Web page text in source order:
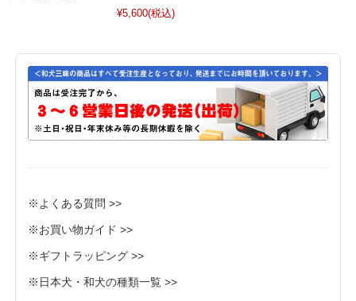
¥5,600(税込)
※よくある質問 >>
※お買い物ガイド >>
※ギフトラッピング >>
※日本犬・和犬の種類一覧 >>